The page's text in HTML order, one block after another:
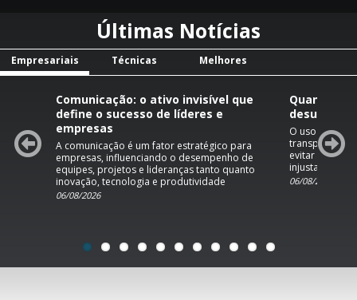
Últimas Notícias
Empresariais Técnicas Melhores
Comunicação: o ativo invisível que
define o sucesso de líderes e
empresas
A comunicação é um fator estratégico para
empresas, influenciando o desempenho de
equipes, projetos e lideranças tanto quanto
inovação, tecnologia e produtividade
06/08/2026
Quando o
O uso de
transparência
evitar vieses,
injustas
06/08/2026